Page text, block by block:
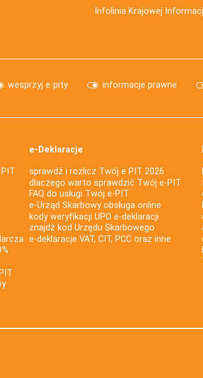
Infolinia Krajowej
wesprzyj e-pity informacje prawne
e-Deklaracje
sprawdź i rozlicz Twój e PIT 2026
dlaczego warto sprawdzić Twój e-PIT
FAQ do usługi Twój e-PIT
e-Urząd Skarbowy obsługa online
kody weryfikacji UPO e-deklaracji
znajdź kod Urzędu Skarbowego
e-deklaracje VAT, CIT, PCC oraz inne